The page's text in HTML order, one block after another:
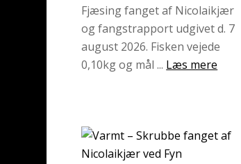
Fjæsing fanget af Nicolaikjær
og fangstrapport udgivet d. 7
august 2026. Fisken vejede
0,10kg og mål ... Læs mere